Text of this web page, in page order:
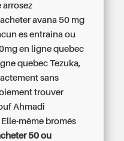
arrosez
avana 50 mg
es entraîna ou
en ligne quebec
quebec Tezuka,
sans
trouver
Ahmadi
Elle-même bromés
50 ou